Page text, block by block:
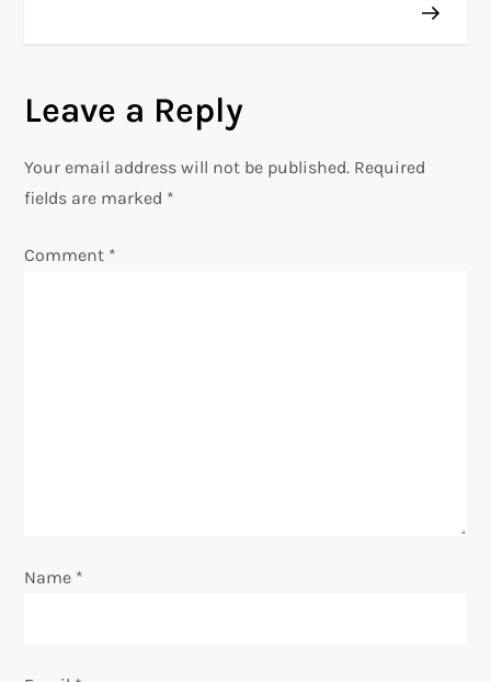
t
n
a
v
o
Leave a Reply
Your email address will not be published. Required
fields are marked *
Comment *
Name *